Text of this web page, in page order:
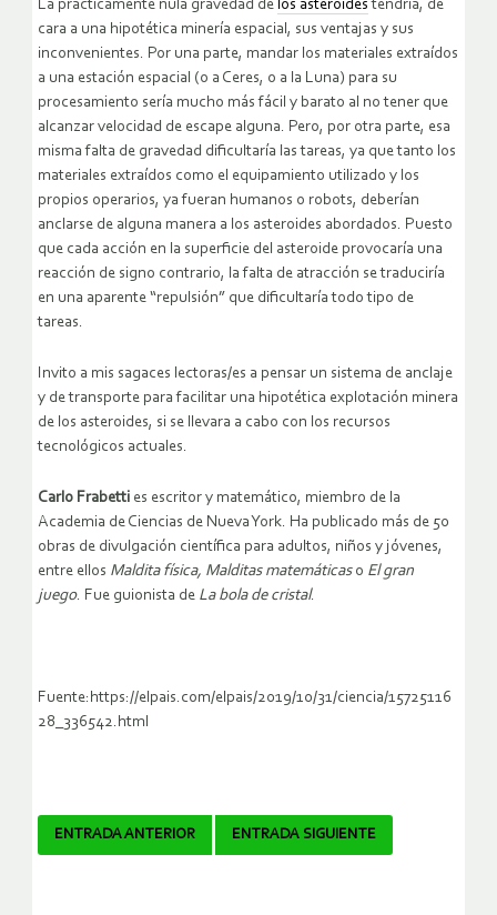
La prácticamente nula gravedad de los asteroides tendría, de
cara a una hipotética minería espacial, sus ventajas y sus
inconvenientes. Por una parte, mandar los materiales extraídos
a una estación espacial (o a Ceres, o a la Luna) para su
procesamiento sería mucho más fácil y barato al no tener que
alcanzar velocidad de escape alguna. Pero, por otra parte, esa
misma falta de gravedad dificultaría las tareas, ya que tanto los
materiales extraídos como el equipamiento utilizado y los
propios operarios, ya fueran humanos o robots, deberían
anclarse de alguna manera a los asteroides abordados. Puesto
que cada acción en la superficie del asteroide provocaría una
reacción de signo contrario, la falta de atracción se traduciría
en una aparente “repulsión” que dificultaría todo tipo de
tareas.
Invito a mis sagaces lectoras/es a pensar un sistema de anclaje
y de transporte para facilitar una hipotética explotación minera
de los asteroides, si se llevara a cabo con los recursos
tecnológicos actuales.
Carlo Frabetti es escritor y matemático, miembro de la
Academia de Ciencias de Nueva York. Ha publicado más de 50
obras de divulgación científica para adultos, niños y jóvenes,
entre ellos Maldita física, Malditas matemáticaso El gran
juego. Fue guionista de La bola de cristal.
Fuente:https://elpais.com/elpais/2019/10/31/ciencia/15725116
28_336542.html
Navegador
ENTRADA ANTERIOR ENTRADA SIGUIENTE